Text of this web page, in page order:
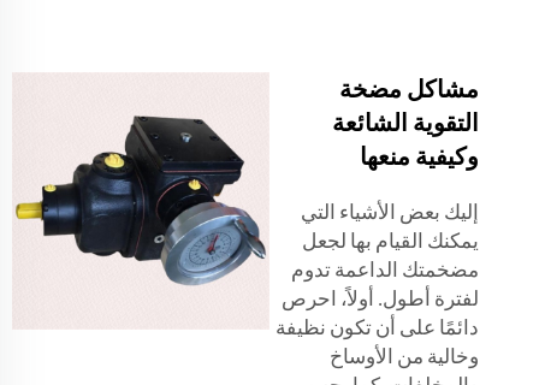
مشاكل مضخة
التقوية الشائعة
وكيفية منعها
إليك بعض الأشياء التي
يمكنك القيام بها لجعل
مضخمتك الداعمة تدوم
لفترة أطول. أولاً، احرص
دائمًا على أن تكون نظيفة
وخالية من الأوساخ